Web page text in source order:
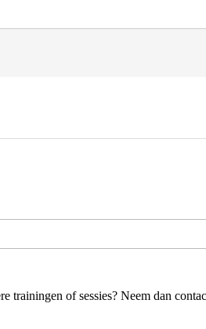
trainingen of sessies? Neem dan